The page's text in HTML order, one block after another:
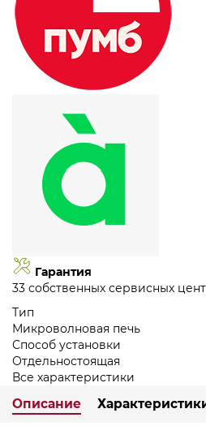
Гарантия
33 собственных сервисных
Тип
Микроволновая печь
Способ установки
Отдельностоящая
Все характеристики
Описание